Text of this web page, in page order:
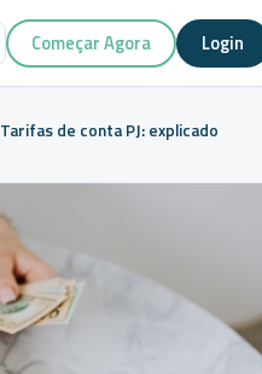
Começar Agora Login
Tarifas de conta PJ: explicado